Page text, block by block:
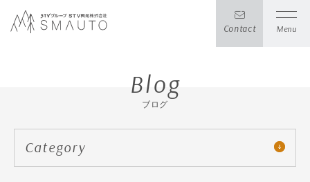
Contact Menu
Blog
ブログ
Category